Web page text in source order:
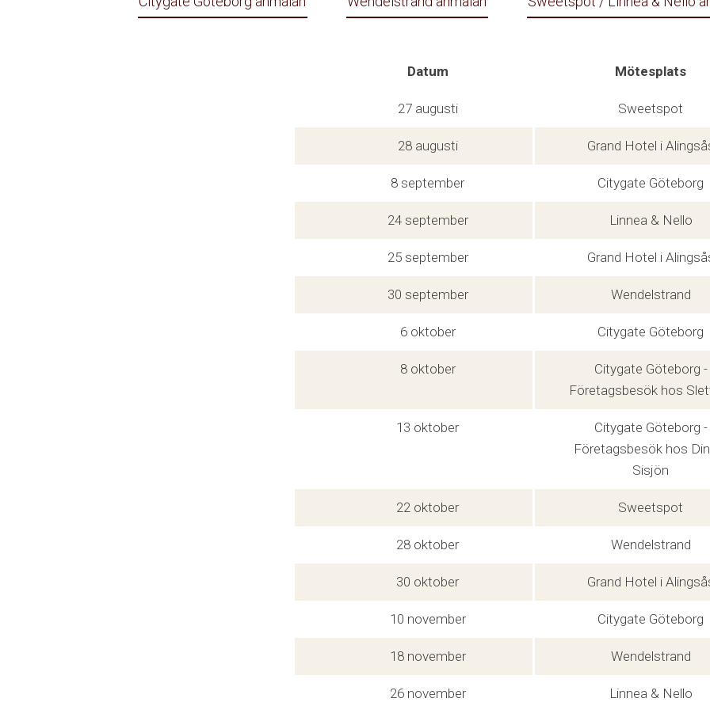
Datum Mötesplats
27 augusti Sweetspot
28 augusti Grand Hotel i
8 september Citygate Göteborg
24 september Linnea & Nello
25 september Grand Hotel i
30 september Wendelstrand
6 oktober Citygate Göteborg
8 oktober
Citygate Göteborg -
Företagsbesök hos
13 oktober
Citygate Göteborg -
Företagsbesök hos
Sisjön
22 oktober Sweetspot
28 oktober Wendelstrand
30 oktober Grand Hotel i
10 november Citygate Göteborg
18 november Wendelstrand
26 november Linnea & Nello